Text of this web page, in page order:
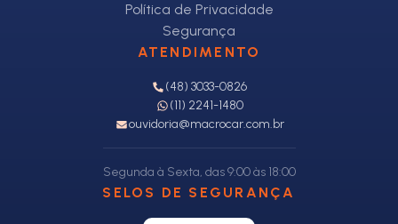
Política de Privacidade
Segurança
ATENDIMENTO
(48) 3033-0826
(11) 2241-1480
ouvidoria@macrocar.com.br
Segunda à Sexta, das 9:00 às 18:00
SELOS DE SEGURANÇA